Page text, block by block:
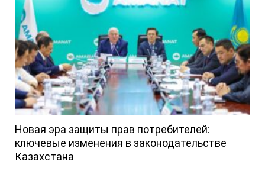
Новая эра защиты прав потребителей:
ключевые изменения в законодательстве
Казахстана